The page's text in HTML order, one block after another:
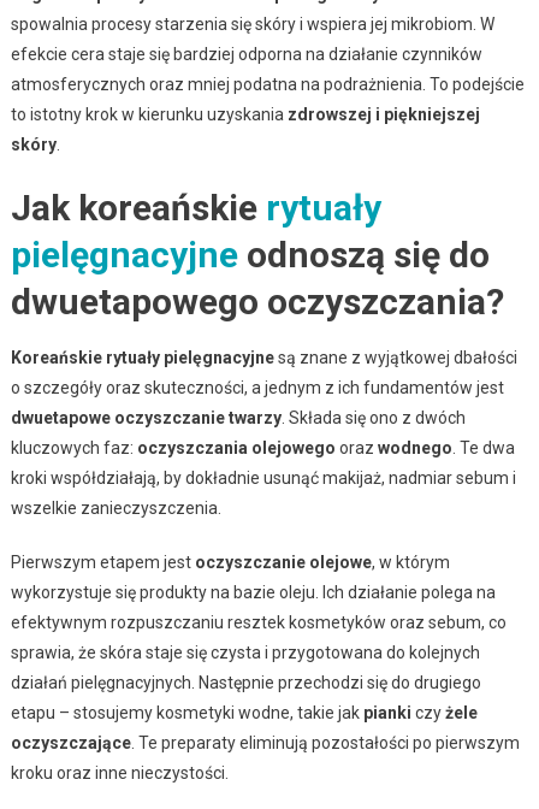
spowalnia procesy starzenia się skóry i wspiera jej mikrobiom. W
efekcie cera staje się bardziej odporna na działanie czynników
atmosferycznych oraz mniej podatna na podrażnienia. To podejście
to istotny krok w kierunku uzyskania zdrowszej i piękniejszej
skóry.
Jak koreańskie rytuały
pielęgnacyjneodnoszą się do
dwuetapowego oczyszczania?
Koreańskie rytuały pielęgnacyjnesą znane z wyjątkowej dbałości
o szczegóły oraz skuteczności, a jednym z ich fundamentów jest
dwuetapowe oczyszczanie twarzy. Składa się ono z dwóch
kluczowych faz: oczyszczania olejowego oraz wodnego . Te dwa
kroki współdziałają, by dokładnie usunąć makijaż, nadmiar sebum i
wszelkie zanieczyszczenia.
Pierwszym etapem jest oczyszczanie olejowe, w którym
wykorzystuje się produkty na bazie oleju. Ich działanie polega na
efektywnym rozpuszczaniu resztek kosmetyków oraz sebum, co
sprawia, że skóra staje się czysta i przygotowana do kolejnych
działań pielęgnacyjnych. Następnie przechodzi się do drugiego
etapu – stosujemy kosmetyki wodne, takie jak pianki czyżele
oczyszczające. Te preparaty eliminują pozostałości po pierwszym
kroku oraz inne nieczystości.